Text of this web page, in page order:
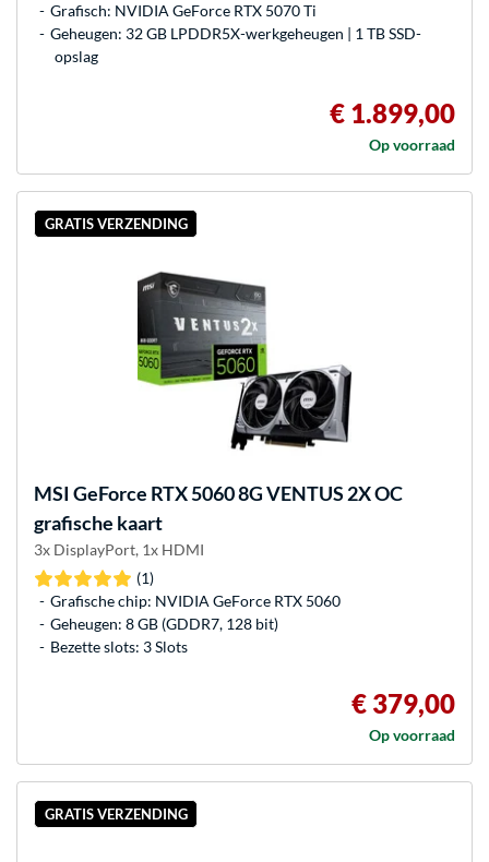
Grafisch: NVIDIA GeForce RTX 5070 Ti
Geheugen: 32 GB LPDDR5X-werkgeheugen | 1 TB SSD-
opslag
€ 1.899,00
Op voorraad
GRATIS VERZENDING
MSI GeForce RTX 5060 8G VENTUS 2X OC
grafische kaart
3x DisplayPort, 1x HDMI
(1)
Grafische chip: NVIDIA GeForce RTX 5060
Geheugen: 8 GB (GDDR7, 128 bit)
Bezette slots: 3 Slots
€ 379,00
Op voorraad
GRATIS VERZENDING